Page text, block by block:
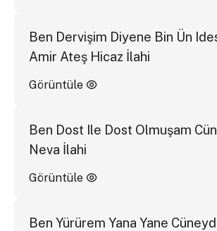
Ben Dervişim Diyene Bin Ün
Amir Ateş Hicaz İlahi
Görüntüle
Ben Dost Ile Dost Olmuşam
Neva İlahi
Görüntüle
Ben Yürürem Yana Yane